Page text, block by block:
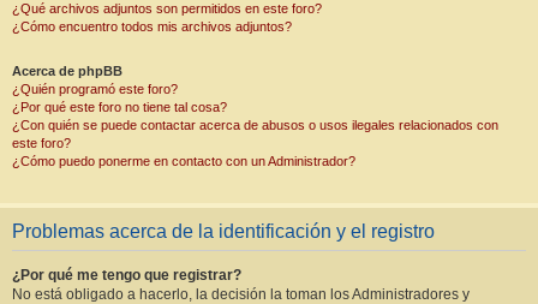
¿Qué archivos adjuntos son permitidos en este foro?
¿Cómo encuentro todos mis archivos adjuntos?
Acerca de phpBB
¿Quién programó este foro?
¿Por qué este foro no tiene tal cosa?
¿Con quién se puede contactar acerca de abusos o usos ilegales relacionados con
este foro?
¿Cómo puedo ponerme en contacto con un Administrador?
Problemas acerca de la identificación y el registro
¿Por qué me tengo que registrar?
No está obligado a hacerlo, la decisión la toman los Administradores y